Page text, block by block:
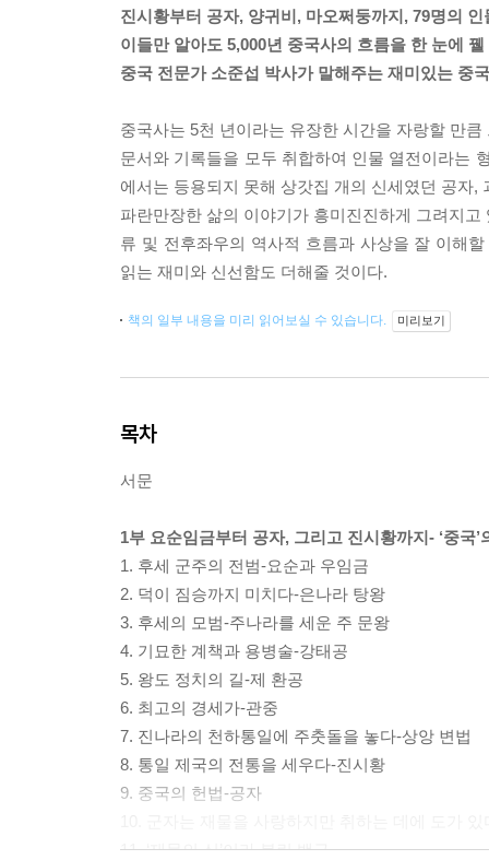
진시황부터 공자, 양귀비, 마오쩌둥까지, 79명의
이들만 알아도 5,000년 중국사의 흐름을 한 눈에
중국 전문가 소준섭 박사가 말해주는 재미있는 중
중국사는 5천 년이라는 유장한 시간을 자랑할 만
문서와 기록들을 모두 취합하여 인물 열전이라는
에서는 등용되지 못해 상갓집 개의 신세였던 공자
파란만장한 삶의 이야기가 흥미진진하게 그려지
류 및 전후좌우의 역사적 흐름과 사상을 잘 이해
읽는 재미와 신선함도 더해줄 것이다.
책의 일부 내용을 미리 읽어보실 수 있습니다. 미리보기
목차
서문
1부 요순임금부터 공자, 그리고 진시황까지- ‘중국’
1. 후세 군주의 전범-요순과 우임금
2. 덕이 짐승까지 미치다-은나라 탕왕
3. 후세의 모범-주나라를 세운 주 문왕
4. 기묘한 계책과 용병술-강태공
5. 왕도 정치의 길-제 환공
6. 최고의 경세가-관중
7. 진나라의 천하통일에 주춧돌을 놓다-상앙 변법
8. 통일 제국의 전통을 세우다-진시황
9. 중국의 헌법-공자
11. ‘재물의 신’이라 불린 백규